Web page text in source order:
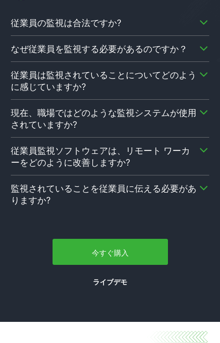
従業員の監視は合法ですか?
出入りするデータを全面的に監視することが許可されて
います。ただし、どのような形式の監視にも、正当なビ
ジネス上の理由が必要です。地域、州、および連邦の法
律を常に確認して、ビジネスに監視すべき理由があるか
どうかを確認してください。暗示なしに従業員に特定さ
あります.
なぜ従業員を監視する必要があるのですか？
し穴が同時に発生しています。企業は、監視インフラス
トラクチャが従業員に意識的にパフォーマンスを向上さ
せる理由を与えると信じています。もう 1 つの理由は、
サイバー攻撃の増加に起因する可能性もあり、そのほと
んどは企業内から発信されています。従業員は (知らな
いうちに、または故意に) 企業データを漏洩する可能性
あります。スタッフを監視することで、悪意のある人物
を寄せ付けないようにすると同時に、従業員の生産性を
向上させます。
従業員は監視されていることについてどのよう
に感じていますか?
すべての動きを監視されることを楽しんでいるわけでは
ありません。ほとんどの人は、雇用主が会社のデバイス
に監視ツールをインストールすると、常に監視下に置か
れると感じているため、問題を抱えています。真実は、
ほとんどの雇用主がこれらのツールを積極的なツールで
はなく抑止力として使用していることです.これは、従業
時間が一貫して追跡される唯一の側面であることを意味
します。これは、職場での生産性を確保するためです。
現在、職場ではどのような監視システムが使用
されていますか?
ル監視があり、従業員監視ソフトウェアがそれに続きま
す。多くの大企業も、健康とウェルネスのモニタリング
を自社のミックスに組み込んでいます。ラップトップや
携帯電話などの会社支給のデバイスを監視するための特
定のソフトウェア。これは、従業員の位置を追跡するア
プリ、または画面の使用状況、電子メール データ、ま
従業員監視ソフトウェアは、リモート ワーカ
ーをどのように改善しますか?
令が解除されたら、従業員はリモートでの作業環境を好
むと予測されていました。これまでのところ、まだハイ
けではありません。主に、データ保護の問題と、複数の
会社と契約している従業員 (主な雇用主によって違法ま
たは許可されていない可能性があります)。リモートの
従業員が仕事やプロジェクトをどのように処理している
監視されていることを従業員に伝える必要があ
りますか?
にすぐに気付くことができます.これは、経営陣と従業員
の間にも亀裂を引き起こす可能性があります。ほとんど
の企業が理想的には何としてでも避けたいものです。ア
いつでも見直される可能性があることを常に従業員に知
ディング プロセス中のオリエンテーション ミーティン
今すぐ購入
ライブデモ